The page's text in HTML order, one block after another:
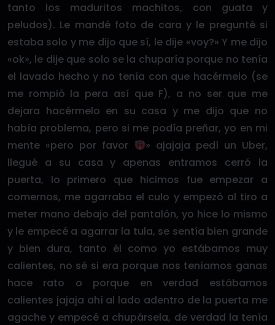
tanto los maduritos machitos, con guata y
peludos). Le mandé foto de cara y le pregunté si
estaba solo y me dijo que sí, le dije «voy?» Y me dijo
«ok», le dije que solo se la chuparía porque no tenía
el lavado hecho y no tenía con que hacérmelo (se
me rompió la pera así que F), a no ser que me
dejara hacérmelo en su casa y me dijo que no
había problema, pero si me podía preñar, yo en mi
mente «pero por favor
» ajajaja pedí un Uber,
llegué a su casa y apenas entramos cerró la
puerta, lo primero que hicimos fue empezar a
comernos, me agarraba el culo y empezó al tiro a
meter mano debajo del pantalón, yo hice lo mismo
y le empecé a agarrar la tula, se sentía bien grande
y bien dura, tanto él como yo estábamos muy
calientes, no sé si era porque nos teníamos ganas
hace rato o porque en verdad estábamos
calientes jajaja ahí al lado adentro de la puerta me
agache y empecé a chupársela, de verdad la tenía